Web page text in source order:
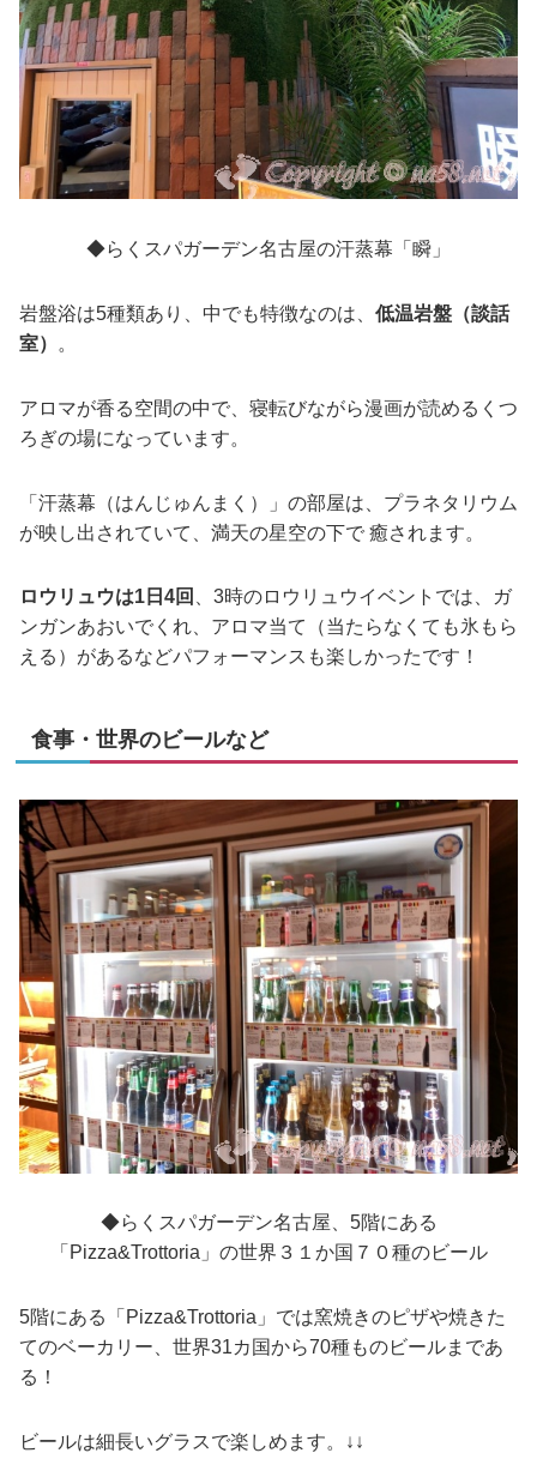
◆らくスパガーデン名古屋の汗蒸幕「瞬」
岩盤浴は5種類あり、中でも特徴なのは、 低温岩盤（談話
室）
。
アロマが香る空間の中で、寝転びながら漫画が読めるくつ
ろぎの場になっています。
「汗蒸幕（はんじゅんまく）」の部屋は、プラネタリウム
が映し出されていて、満天の星空の下で 癒されます。
ロウリュウは1日4回 、3時のロウリュウイベントでは、ガ
ンガンあおいでくれ、アロマ当て（当たらなくても氷もら
える）があるなどパフォーマンスも楽しかったです！
食事・世界のビールなど
◆らくスパガーデン名古屋、 5階にある
「Pizza&Trottoria」 の世界３１か国７０種のビール
5階にある「Pizza&Trottoria」では窯焼きのピザや焼きた
てのベーカリー、世界31カ国から70種ものビールまであ
る！
ビールは細長いグラスで楽しめます。↓↓